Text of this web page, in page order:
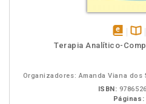
Terapia Analítico-
Organizadores: Amanda Viana dos
ISBN:
Páginas: